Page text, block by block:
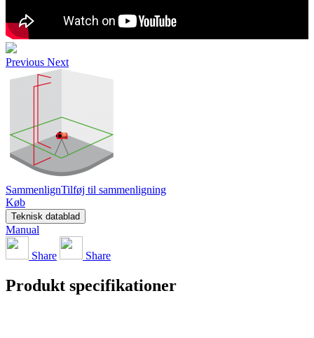
Previous Next
SammenlignTilføj til sammenligning
Køb
Teknisk datablad
Manual
Share Share
Produkt specifikationer